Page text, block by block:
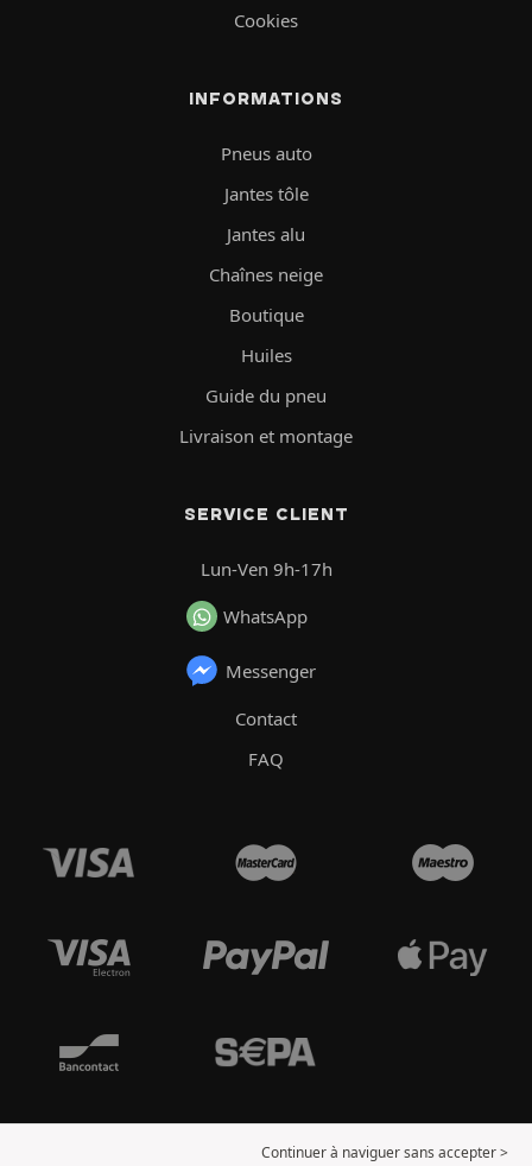
Cookies
INFORMATIONS
Pneus auto
Jantes tôle
Jantes alu
Chaînes neige
Boutique
Huiles
Guide du pneu
Livraison et montage
SERVICE CLIENT
Lun-Ven 9h-17h
WhatsApp
Messenger
Contact
FAQ
Continuer à naviguer sans accepter >